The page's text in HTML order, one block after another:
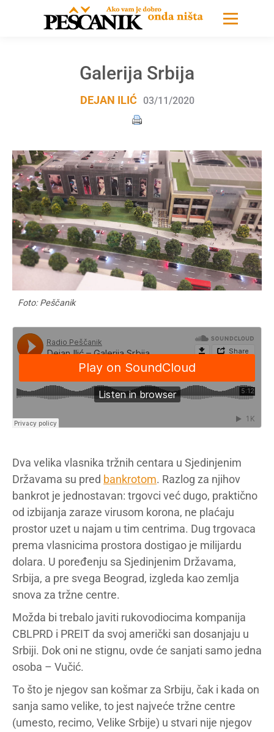
Galerija Srbija
DEJAN ILIĆ 03/11/2020
Foto: Peščanik
Dva velika vlasnika tržnih centara u Sjedinjenim
Državama su pred bankrotom. Razlog za njihov
bankrot je jednostavan: trgovci već dugo, praktično
od izbijanja zaraze virusom korona, ne plaćaju
prostor uzet u najam u tim centrima. Dug trgovaca
prema vlasnicima prostora dostigao je milijardu
dolara. U poređenju sa Sjedinjenim Državama,
Srbija, a pre svega Beograd, izgleda kao zemlja
snova za tržne centre.
Možda bi trebalo javiti rukovodiocima kompanija
CBLPRD i PREIT da svoj američki san dosanjaju u
Srbiji. Dok oni ne stignu, ovde će sanjati samo jedna
osoba – Vučić.
To što je njegov san košmar za Srbiju, čak i kada on
sanja samo velike, to jest najveće tržne centre
(umesto, recimo, Velike Srbije) u stvari nije njegov